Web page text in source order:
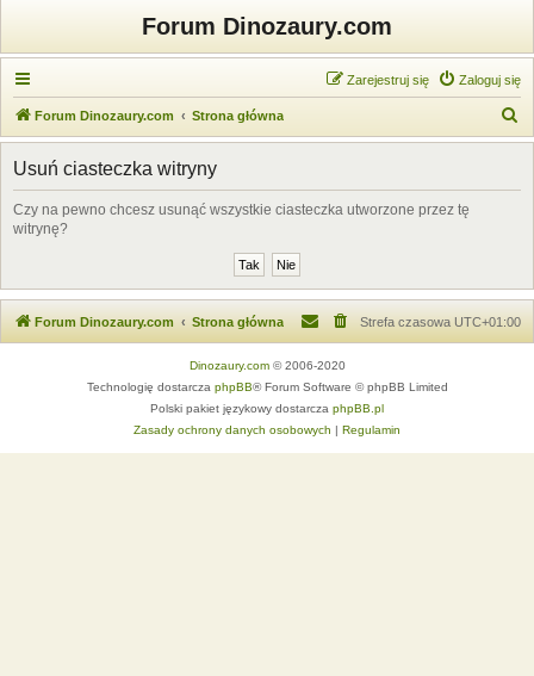
Forum Dinozaury.com
Zaloguj się
Zarejestruj się
Forum Dinozaury.com Strona główna
z
Usuń ciasteczka witryny
Czy na pewno chcesz usunąć wszystkie ciasteczka utworzone przez tę
witrynę?
Forum Dinozaury.com Strona główna Strefa czasowa UTC+01:00
Dinozaury.com© 2006-2020
Technologię dostarcza phpBB® Forum Software © phpBB Limited
Polski pakiet językowy dostarcza phpBB.pl
Zasady ochrony danych osobowych | Regulamin